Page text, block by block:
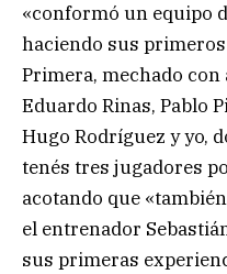
«conformó un equipo
haciendo sus
Primera, mechado
Eduardo Rinas, Pablo
Hugo Rodríguez y yo,
tenés tres jugadores
acotando que
el entrenador
sus primeras